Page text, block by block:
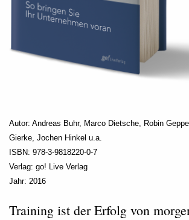
Autor: Andreas Buhr, Marco Dietsche, Robin
Gierke, Jochen Hinkel u.a.
ISBN: 978-3-9818220-0-7
Verlag: go! Live Verlag
Jahr: 2016
Training ist der Erfolg von